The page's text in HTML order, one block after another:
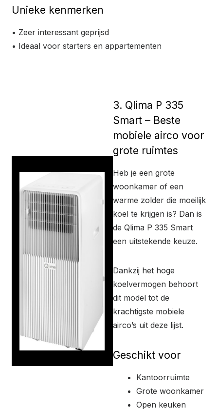
Unieke kenmerken
• Zeer interessant geprijsd
• Ideaal voor starters en appartementen
3. Qlima P 335
Smart – Beste
mobiele airco voor
grote ruimtes
Heb je een grote
woonkamer of een
warme zolder die moeilijk
koel te krijgen is? Dan is
de Qlima P 335 Smart
een uitstekende keuze.
Dankzij het hoge
koelvermogen behoort
dit model tot de
krachtigste mobiele
airco’s uit deze lijst.
Geschikt voor
Kantoorruimte
Grote woonkamer
Open keuken